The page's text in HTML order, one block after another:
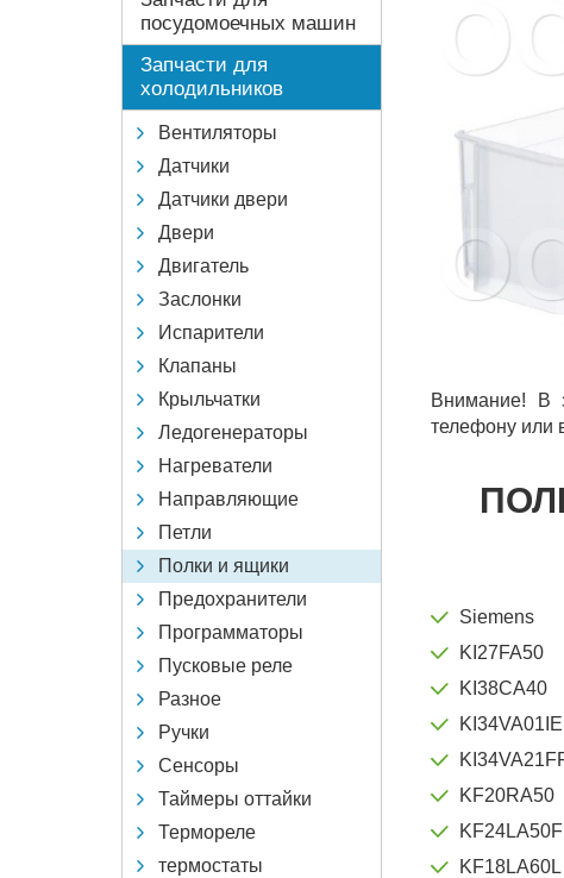
посудомоечных машин
Запчасти для
холодильников
Вентиляторы
Датчики
Датчики двери
Двери
Двигатель
Заслонки
Испарители
Клапаны
Крыльчатки
Ледогенераторы
Нагреватели
Направляющие
Петли
Полки и ящики
Предохранители
Программаторы
Пусковые реле
Разное
Ручки
Сенсоры
Таймеры оттайки
Термореле
термостаты
Внимание! В
телефону или
Siemens
KI27FA50
KI38CA40
KI34VA01IE
KF20RA50
KF18LA60L